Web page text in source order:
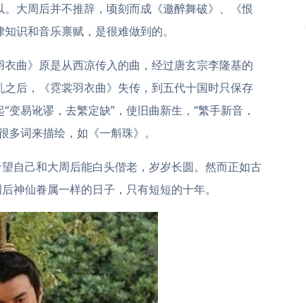
大周后并不推辞，顷刻而成《邀醉舞破》、《恨
识和音乐禀赋，是很难做到的。
曲》原是从西凉传入的曲，经过唐玄宗李隆基的
后，《霓裳羽衣曲》失传，到五代十国时只保存
易讹谬，去繁定缺”，使旧曲新生，“繁手新音，
词来描绘，如《一斛珠》。
自己和大周后能白头偕老，岁岁长圆。然而正如古
神仙眷属一样的日子，只有短短的十年。